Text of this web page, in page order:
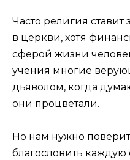
Часто религия ставит
в церкви, хотя
сферой жизни
учения многие
дьяволом, когда
они процветали.
Но нам нужно
благословить